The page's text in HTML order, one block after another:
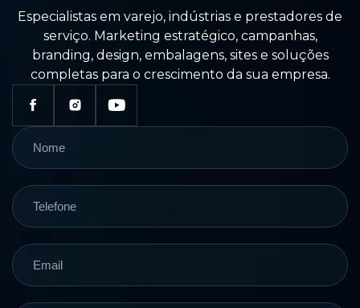
Especialistas em varejo, indústrias e prestadores de
serviço. Marketing estratégico, campanhas,
branding, design, embalagens, sites e soluções
completas para o crescimento da sua empresa.